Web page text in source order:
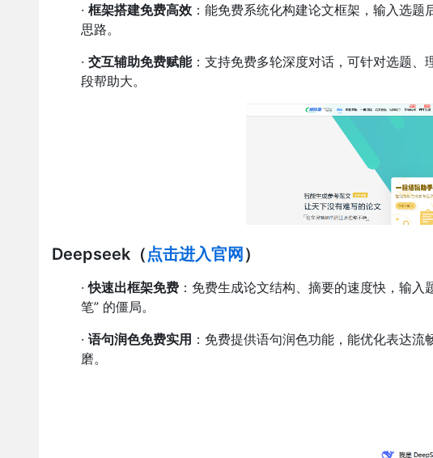
· 框架搭建免费高效 ：能免费系统化构建论文框架，输入选
思路。
· 交互辅助免费赋能：支持免费多轮深度对话，可针对选题
段帮助大。
Deepseek （点击进入官网 ）
·快速出框架免费 ：免费生成论文结构、摘要的速度快，输
笔” 的僵局。
· 语句润色免费实用 ：免费提供语句润色功能，能优化表达
磨。